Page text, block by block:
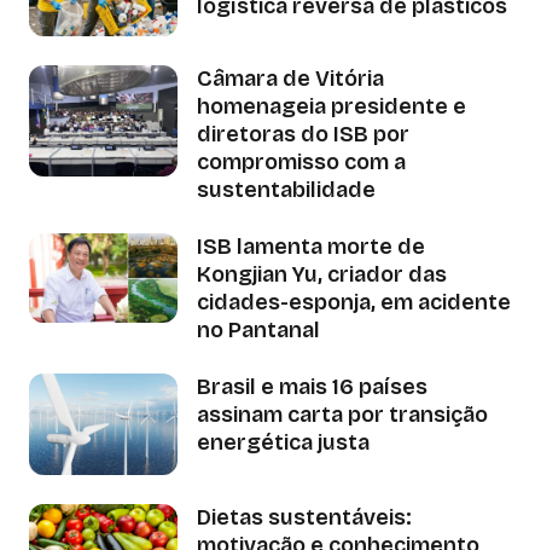
logística reversa de plásticos
Câmara de Vitória
homenageia presidente e
diretoras do ISB por
compromisso com a
sustentabilidade
ISB lamenta morte de
Kongjian Yu, criador das
cidades-esponja, em acidente
no Pantanal
Brasil e mais 16 países
assinam carta por transição
energética justa
Dietas sustentáveis: